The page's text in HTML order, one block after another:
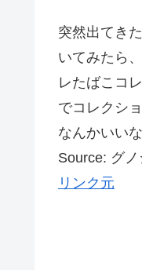
突然出てき
いてみたら
レたばこコ
でコレクシ
なんかいい
Source: グ
リンク元